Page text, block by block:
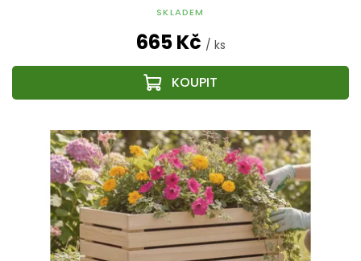
SKLADEM
665 Kč / ks